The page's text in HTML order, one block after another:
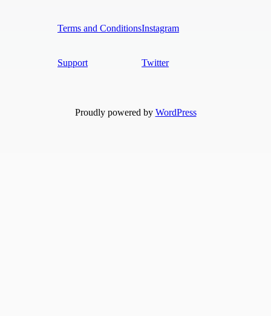
Terms and Conditions
Support
Instagram
Twitter
Proudly powered by WordPress